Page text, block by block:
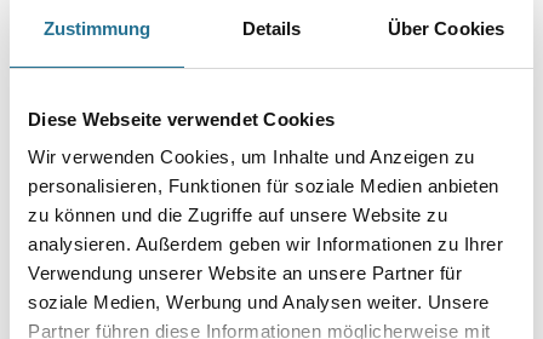
Zustimmung Details Über Cookies
Diese Webseite verwendet Cookies
Wir verwenden Cookies, um Inhalte und Anzeigen zu
personalisieren, Funktionen für soziale Medien anbieten
zu können und die Zugriffe auf unsere Website zu
analysieren. Außerdem geben wir Informationen zu Ihrer
Verwendung unserer Website an unsere Partner für
soziale Medien, Werbung und Analysen weiter. Unsere
Partner führen diese Informationen möglicherweise mit
PRODUKTEIGENSCHAFTEN
Produkteigenschaft
- Wasserverdünnbar, umweltschonend und geruchsarm